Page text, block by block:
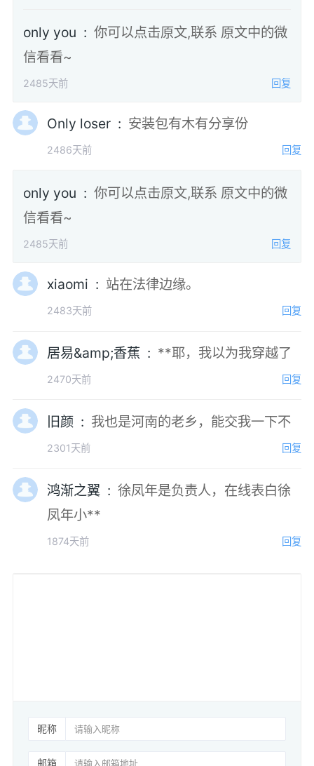
only you :你可以点击原文,联系 原文中的微
信看看~
2485天前 回复
Only loser : 安装包有木有分享份
2486天前 回复
only you :你可以点击原文,联系 原文中的微
信看看~
2485天前 回复
xiaomi : 站在法律边缘。
2483天前 回复
居易&amp;香蕉 : **耶，我以为我穿越了
2470天前 回复
旧颜 : 我也是河南的老乡，能交我一下不
2301天前 回复
鸿渐之翼 :徐凤年是负责人，在线表白徐
凤年小**
1874天前 回复
昵称
邮箱